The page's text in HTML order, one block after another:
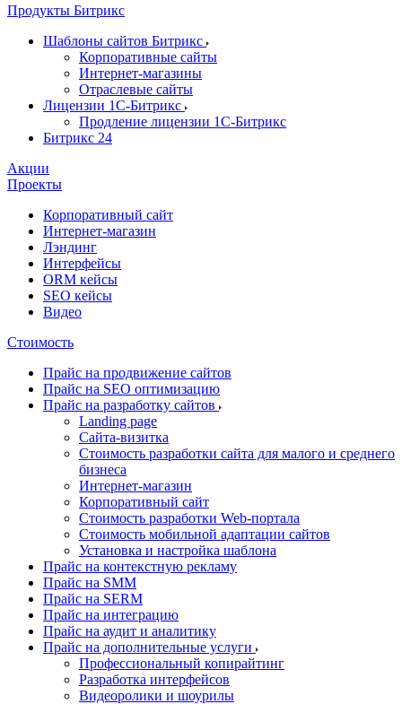
Продукты Битрикс
Шаблоны сайтов Битрикс
Корпоративные сайты
Интернет-магазины
Отраслевые сайты
Лицензии 1С-Битрикс
Продление лицензии 1С-Битрикс
Битрикс 24
Акции
Проекты
Корпоративный сайт
Интернет-магазин
Лэндинг
Интерфейсы
ORM кейсы
SEO кейсы
Видео
Стоимость
Прайс на продвижение сайтов
Прайс на SEO оптимизацию
Прайс на разработку сайтов
Landing page
Cайта-визитка
Стоимость разработки сайта для малого и среднего
бизнеса
Интернет-магазин
Корпоративный сайт
Стоимость разработки Web-портала
Стоимость мобильной адаптации сайтов
Установка и настройка шаблона
Прайс на контекстную рекламу
Прайс на SMM
Прайс на SERM
Прайс на интеграцию
Прайс на аудит и аналитику
Прайс на дополнительные услуги
Профессиональный копирайтинг
Разработка интерфейсов
Видеоролики и шоурилы